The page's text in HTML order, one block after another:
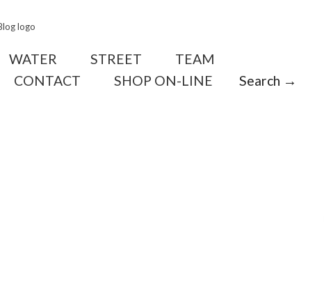
WATER STREET
TEAM
CONTACT SHOP ON-LINE Search →